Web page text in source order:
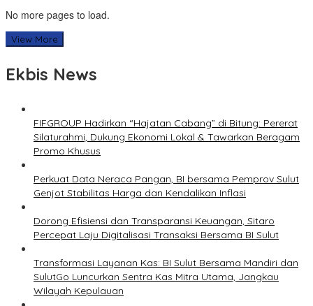
No more pages to load.
View More
Ekbis News
FIFGROUP Hadirkan “Hajatan Cabang” di Bitung: Pererat
Silaturahmi, Dukung Ekonomi Lokal & Tawarkan Beragam
Promo Khusus
Perkuat Data Neraca Pangan, BI bersama Pemprov Sulut
Genjot Stabilitas Harga dan Kendalikan Inflasi
Dorong Efisiensi dan Transparansi Keuangan, Sitaro
Percepat Laju Digitalisasi Transaksi Bersama BI Sulut
Transformasi Layanan Kas: BI Sulut Bersama Mandiri dan
SulutGo Luncurkan Sentra Kas Mitra Utama, Jangkau
Wilayah Kepulauan